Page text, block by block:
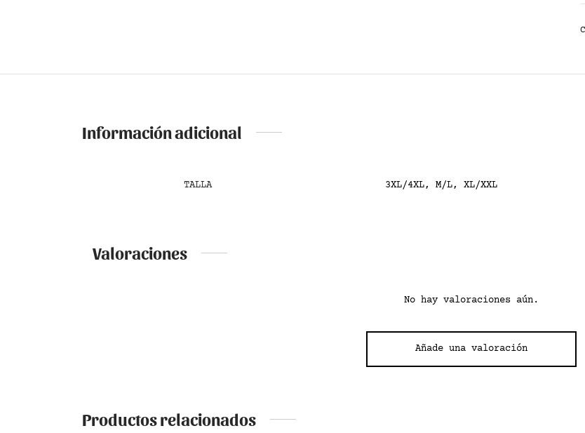
Información adicional
TALLA 3XL/4XL, M/L, XL/XXL
Valoraciones
No hay valoraciones aún.
Añade una valoración
Productos relacionados